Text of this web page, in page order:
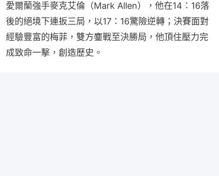
愛爾蘭強手麥克艾倫（Mark Allen），他在14：16落
後的絕境下連扳三局，以17：16驚險逆轉；決賽面對
經驗豐富的梅菲，雙方鏖戰至決勝局，他頂住壓力完
成致命一擊，創造歷史。